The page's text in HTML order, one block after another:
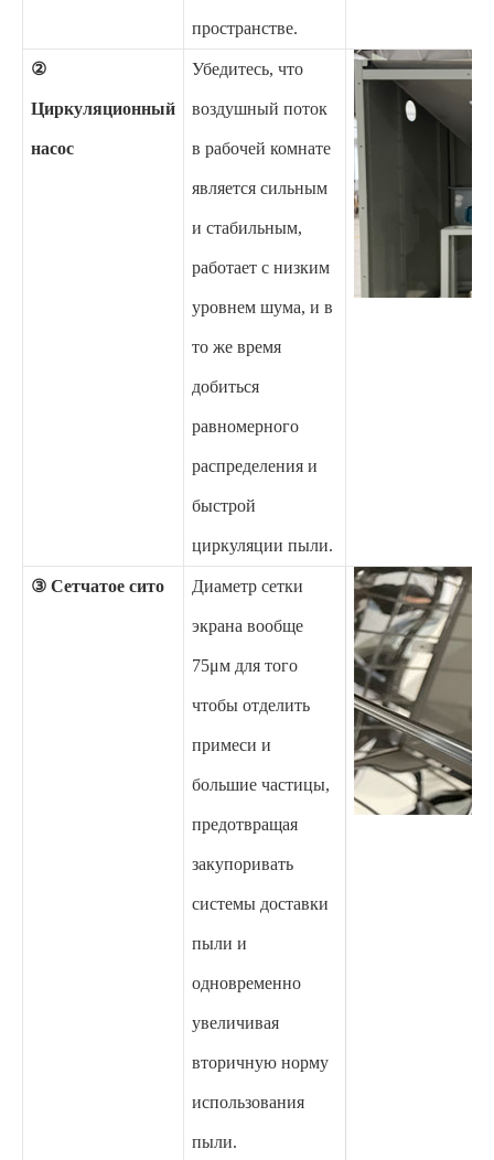
пространстве.
②
Циркуляционный
насос
Убедитесь, что
воздушный поток
в рабочей комнате
является сильным
и стабильным,
работает с низким
уровнем шума, и в
то же время
добиться
равномерного
распределения и
быстрой
циркуляции пыли.
③ Сетчатое сито Диаметр сетки
экрана вообще
75μм для того
чтобы отделить
примеси и
большие частицы,
предотвращая
закупоривать
системы доставки
пыли и
одновременно
увеличивая
вторичную норму
использования
пыли.